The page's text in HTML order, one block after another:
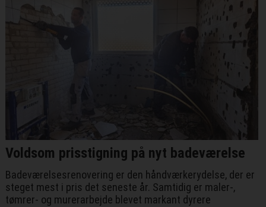
Voldsom prisstigning på nyt badeværelse
Badeværelsesrenovering er den håndværkerydelse, der er
steget mest i pris det seneste år. Samtidig er maler-,
tømrer- og murerarbejde blevet markant dyrere